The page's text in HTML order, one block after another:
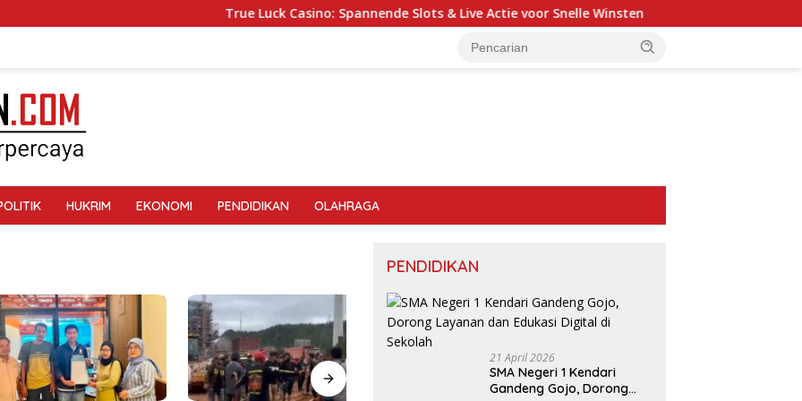
True Luck Casino: Spannende Slots & Live Actie voor Snelle Winsten
HUKRIM EKONOMI PENDIDIKAN OLAHRAGA
PENDIDIKAN
21 April 2026
SMA Negeri 1 Kendari
Gandeng Gojo, Dorong